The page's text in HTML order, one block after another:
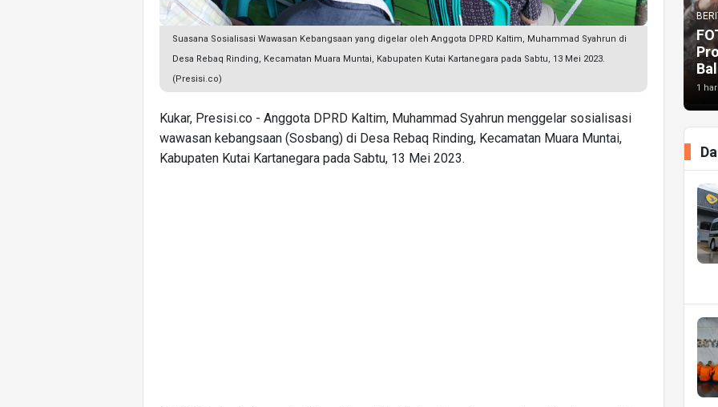
Suasana Sosialisasi Wawasan Kebangsaan yang digelar oleh Anggota DPRD Kaltim, Muhammad Syahrun di
Desa Rebaq Rinding, Kecamatan Muara Muntai, Kabupaten Kutai Kartanegara pada Sabtu, 13 Mei 2023.
(Presisi.co)
Kukar, Presisi.co - Anggota DPRD Kaltim, Muhammad Syahrun menggelar sosialisasi
wawasan kebangsaan (Sosbang) di Desa Rebaq Rinding, Kecamatan Muara Muntai,
Kabupaten Kutai Kartanegara pada Sabtu, 13 Mei 2023.
1